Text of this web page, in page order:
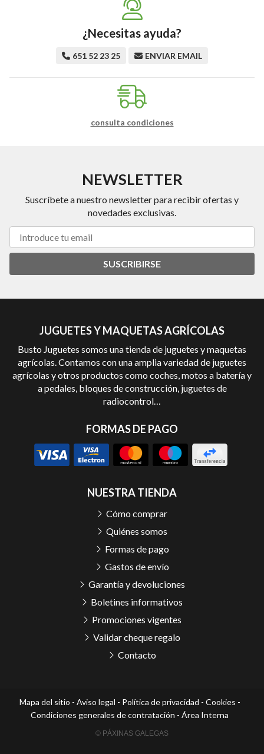
¿Necesitas ayuda?
651 52 23 25 ENVIAR EMAIL
consulta condiciones
NEWSLETTER
Suscríbete a nuestro newsletter para recibir ofertas y
novedades exclusivas.
SUSCRIBIRSE
JUGUETES Y MAQUETAS AGRÍCOLAS
Busto Juguetes somos una tienda de juguetes y maquetas
agrícolas. Contamos con una amplia variedad de juguetes
agrícolas y otros productos como coches, motos a batería y
a pedales, bloques de construcción, juguetes de
radiocontrol…
FORMAS DE PAGO
NUESTRA TIENDA
Cómo comprar
Quiénes somos
Formas de pago
Gastos de envío
Garantía y devoluciones
Boletines informativos
Promociones vigentes
Validar cheque regalo
Contacto
Mapa del sitio - Aviso legal - Política de privacidad - Cookies -
Condiciones generales de contratación - Área Interna
© PÁXINAS GALEGAS